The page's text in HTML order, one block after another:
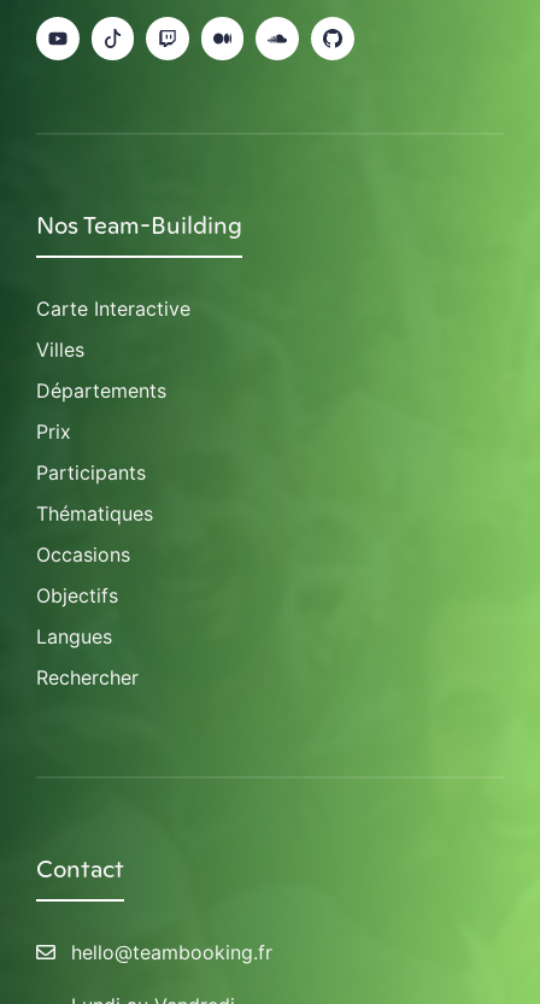
Nos Team-Building
Carte Interactive
Villes
Départements
Prix
Participants
Thématiques
Occasions
Objectifs
Langues
Rechercher
Contact
hello@teambooking.fr